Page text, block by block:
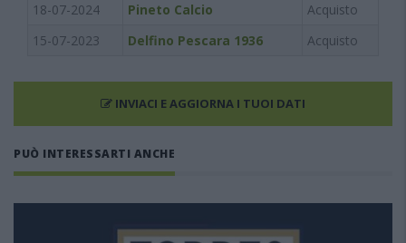
18-07-2024
Pineto Calcio
Acquisto
15-07-2023
Delfino Pescara 1936 Acquisto
INVIACI E AGGIORNA I TUOI DATI
PUÒ INTERESSARTI ANCHE